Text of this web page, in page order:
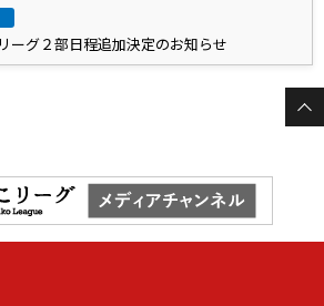
ーグ２部日程追加決定のお知らせ